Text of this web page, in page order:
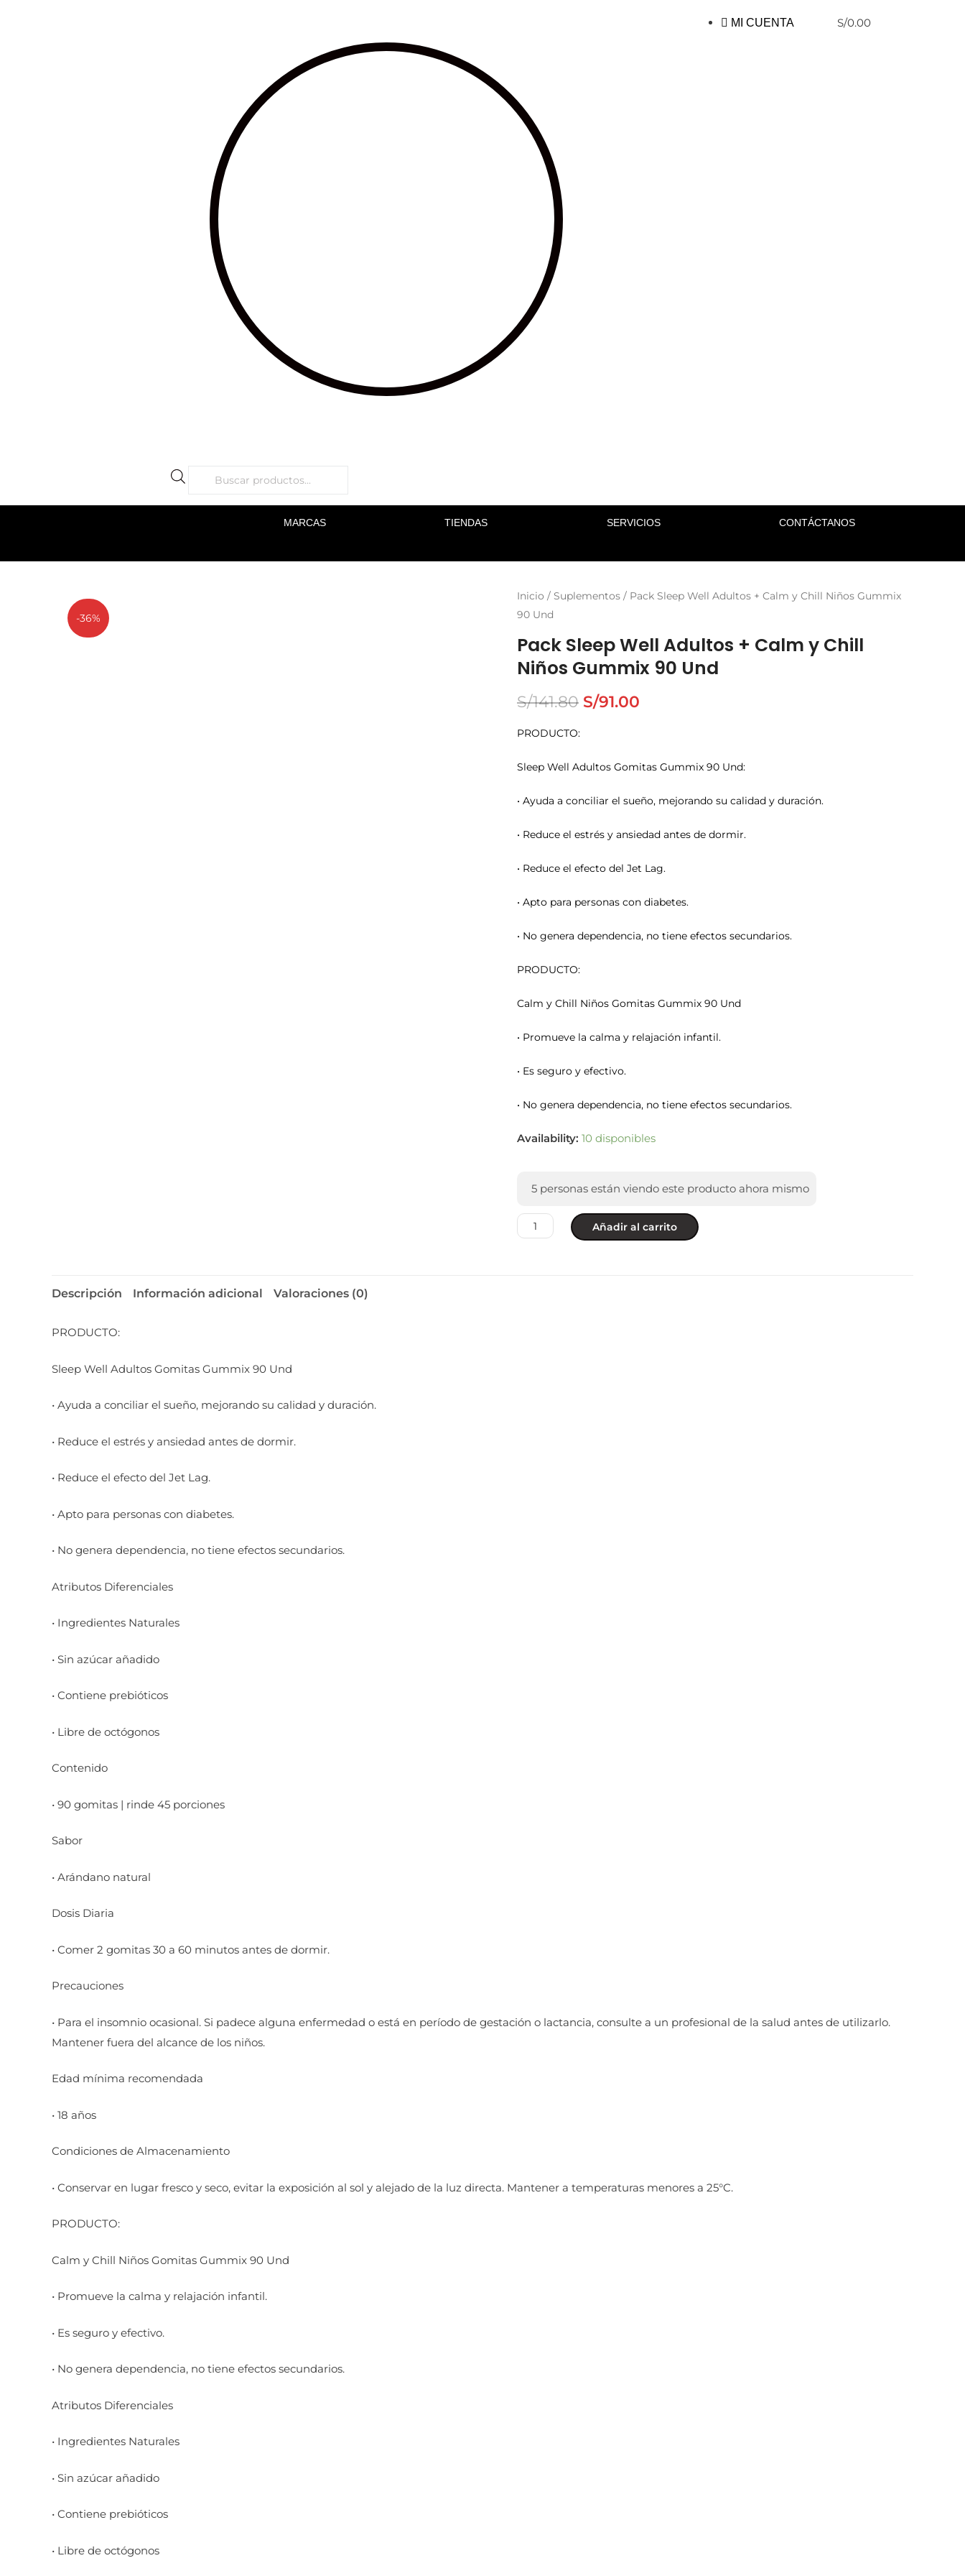
MI CUENTA S/0.00
MARCAS TIENDAS SERVICIOS CONTÁCTANOS
-36%
Inicio / Suplementos / Pack Sleep Well Adultos + Calm y Chill Niños Gummix
90 Und
Pack Sleep Well Adultos + Calm y Chill
Niños Gummix 90 Und
S/141.80 S/91.00
PRODUCTO:
Sleep Well Adultos Gomitas Gummix 90 Und:
• Ayuda a conciliar el sueño, mejorando su calidad y duración.
• Reduce el estrés y ansiedad antes de dormir.
• Reduce el efecto del Jet Lag.
• Apto para personas con diabetes.
• No genera dependencia, no tiene efectos secundarios.
PRODUCTO:
Calm y Chill Niños Gomitas Gummix 90 Und
• Promueve la calma y relajación infantil.
• Es seguro y efectivo.
• No genera dependencia, no tiene efectos secundarios.
Availability: 10 disponibles
5 personas están viendo este producto ahora mismo
Añadir al carrito
Descripción Información adicional Valoraciones (0)
PRODUCTO:
Sleep Well Adultos Gomitas Gummix 90 Und
• Ayuda a conciliar el sueño, mejorando su calidad y duración.
• Reduce el estrés y ansiedad antes de dormir.
• Reduce el efecto del Jet Lag.
• Apto para personas con diabetes.
• No genera dependencia, no tiene efectos secundarios.
Atributos Diferenciales
• Ingredientes Naturales
• Sin azúcar añadido
• Contiene prebióticos
• Libre de octógonos
Contenido
• 90 gomitas | rinde 45 porciones
Sabor
• Arándano natural
Dosis Diaria
• Comer 2 gomitas 30 a 60 minutos antes de dormir.
Precauciones
• Para el insomnio ocasional. Si padece alguna enfermedad o está en período de gestación o lactancia, consulte a un profesional de la salud antes de utilizarlo.
Mantener fuera del alcance de los niños.
Edad mínima recomendada
• 18 años
Condiciones de Almacenamiento
• Conservar en lugar fresco y seco, evitar la exposición al sol y alejado de la luz directa. Mantener a temperaturas menores a 25°C.
PRODUCTO:
Calm y Chill Niños Gomitas Gummix 90 Und
• Promueve la calma y relajación infantil.
• Es seguro y efectivo.
• No genera dependencia, no tiene efectos secundarios.
Atributos Diferenciales
• Ingredientes Naturales
• Sin azúcar añadido
• Contiene prebióticos
• Libre de octógonos